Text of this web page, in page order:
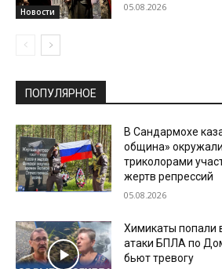
Новости 05.08.2026
ПОПУЛЯРНОЕ
В Сандармохе
община»
триколорами
жертв репрессий
05.08.2026
Химикаты попали
атаки БПЛА по
бьют тревогу